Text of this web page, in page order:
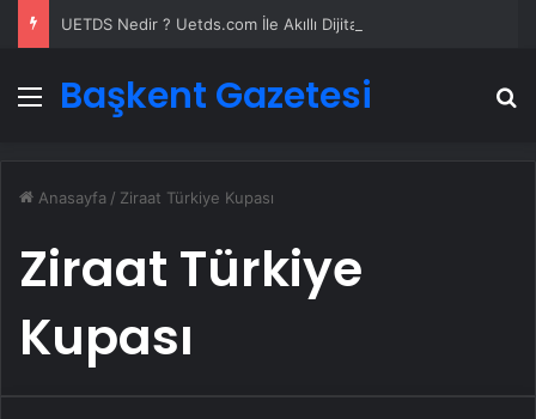
Menü
Başkent Gazetesi
Anasayfa / Ziraat Türkiye Kupası
Ziraat Türkiye
Kupası